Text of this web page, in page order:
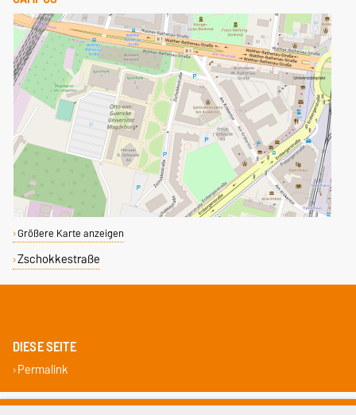
Größere Karte anzeigen
Zschokkestraße
DIESE SEITE
Permalink
Impressum